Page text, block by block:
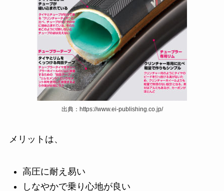
出典：https://www.ei-publishing.co.jp/
メリットは、
高圧に耐え易い
しなやかで乗り心地が良い